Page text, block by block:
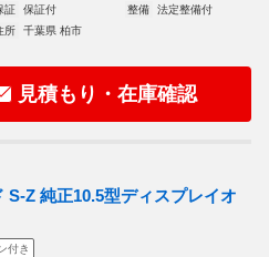
証
保証付 整備
法定整備付
所
千葉県 柏市
見積もり・在庫確認
S-Z 純正10.5型ディスプレイオ
付き